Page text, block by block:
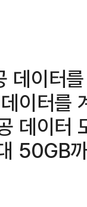
데이터
이터
데이터
50GB